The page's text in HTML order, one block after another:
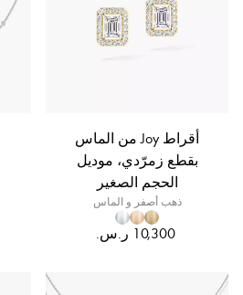
أقراط Joy من الماس
بقطع زمرّدي، موديل
الحجم الصغير
ذهب أصفر و الماس
‏10,300 ر.س.‏